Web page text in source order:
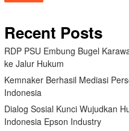
Recent Posts
RDP PSU Embung Bugel
ke Jalur Hukum
Kemnaker Berhasil Mediasi
Indonesia
Dialog Sosial Kunci Wujudkan
Indonesia Epson Industry